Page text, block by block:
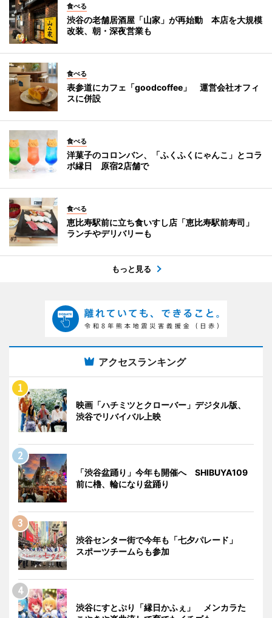
食べる
渋谷の老舗居酒屋「山家」が再始動 本店を大規模
改装、朝・深夜営業も
食べる
表参道にカフェ「goodcoffee」 運営会社オフィ
スに併設
食べる
洋菓子のコロンバン、「ふくふくにゃんこ」とコラ
ボ縁日 原宿2店舗で
食べる
恵比寿駅前に立ち食いすし店「恵比寿駅前寿司」
ランチやデリバリーも
もっと見る
アクセスランキング
映画「ハチミツとクローバー」デジタル版、
渋谷でリバイバル上映
「渋谷盆踊り」今年も開催へ SHIBUYA109
前に櫓、輪になり盆踊り
渋谷センター街で今年も「七夕パレード」
スポーツチームらも参加
渋谷にすとぷり「縁日かふぇ」 メンカラた